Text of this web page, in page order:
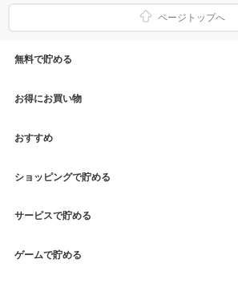
ページトップへ
無料で貯める
ゲーム
Vアンケート
アプリ利用
クイズ
スクラッチ
お得にお買い物
Yahoo!ショッピング
Vサンプル
エコなお買い物
Vモニター
おすすめ
Vくじ
チラシ
aruku&
ショッピングで貯める
Yahoo! JAPANサービス
総合・デパート・TV通販
サービスで貯める
マネー･銀行･保険
ゲームで貯める